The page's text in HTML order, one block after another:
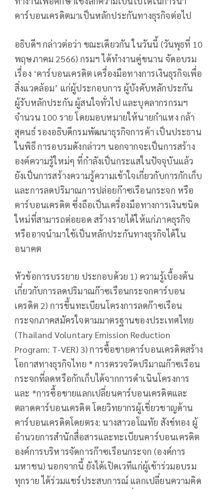
คาร์บอนเครดิตมาเป็นหลักประกันทางธุรกิจต่อไป
อธิบดีฯ กล่าวต่อว่า ขณะเดียวกัน ในวันนี้ (วันพุธที่ 10
พฤษภาคม 2566) กรมฯ ได้ทำงานคู่ขนาน จัดอบรม
เรื่อง ‘คาร์บอนเครดิต เครื่องมือทางการเงินธุรกิจเพื่อ
สิ่งแวดล้อม’ แก่ผู้ประกอบการ ผู้บังคับหลักประกัน
ผู้รับหลักประกัน ผู้สนใจทั่วไป และบุคลากรกรมฯ
จำนวน 100 ราย โดยมอบหมายให้นายกำแหง กล้า
สุคนธ์ รองอธิบดีกรมพัฒนาธุรกิจการค้า เป็นประธาน
ในพิธี การอบรมดังกล่าวฯ นอกจากจะเป็นการสร้าง
องค์ความรู้ใหม่ๆ ที่กำลังเป็นกระแสในปัจจุบันแล้ว
ยังเป็นการสร้างความรู้ความเข้าใจเกี่ยวกับการกักเก็บ
และการลดปริมาณการปล่อยก๊าซเรือนกระจก หรือ
คาร์บอนเครดิต ซึ่งถือเป็นเครื่องมือทางการเงินชนิด
ใหม่ที่สามารถต่อยอด สร้างรายได้ให้แก่ภาคธุรกิจ
หรืออาจนำมาใช้เป็นหลักประกันทางธุรกิจได้ใน
อนาคต
หัวข้อการบรรยาย ประกอบด้วย 1) ความรู้เบื้องต้น
เกี่ยวกับการลดปริมาณก๊าซเรือนกระจกคาร์บอน
เครดิต 2) การขึ้นทะเบียนโครงการลดก๊าซเรือน
กระจกภาคสมัครใจตามมาตรฐานของประเทศไทย
(Thailand Voluntary Emission Reduction
Program: T-VER) 3) การซื้อขายคาร์บอนเครดิตสร้าง
โอกาสทางธุรกิจไทย * การตรวจวัดปริมาณก๊าซเรือน
กระจกที่ลดหรือกักเก็บได้จากการดำเนินโครงการ
และ *การซื้อขายแลกเปลี่ยนคาร์บอนเครดิตและ
ตลาดคาร์บอนเครดิต โดยวิทยากรผู้เชี่ยวชาญด้าน
คาร์บอนเครดิตโดยตรง: นางสาวอโณทัย สังข์ทอง ผู้
อำนวยการสำนักสื่อสารและทะเบียนคาร์บอนเครดิต
องค์การบริหารจัดการก๊าซเรือนกระจก (องค์การ
มหาชน) นอกจากนี้ ยังได้เปิดเวทีแก่ผู้เข้าร่วมอบรม
ทุกราย ได้ร่วมแชร์ประสบการณ์ แลกเปลี่ยนความคิด